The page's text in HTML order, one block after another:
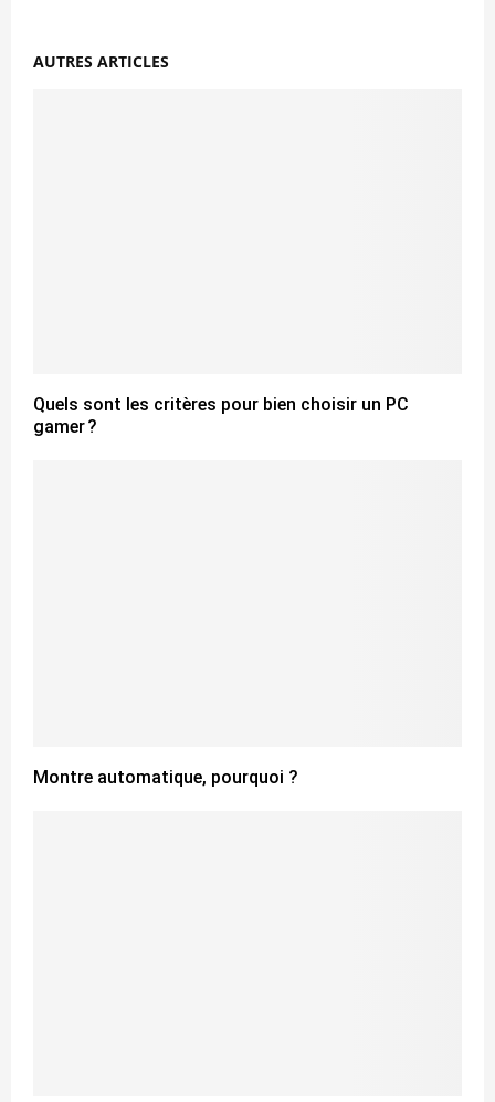
AUTRES ARTICLES
Quels sont les critères pour bien choisir un PC
gamer ?
Montre automatique, pourquoi ?